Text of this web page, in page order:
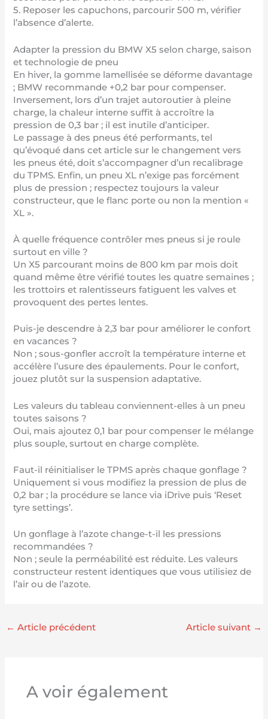
5. Reposer les capuchons, parcourir 500 m, vérifier
l’absence d’alerte.
Adapter la pression du BMW X5 selon charge, saison
et technologie de pneu
En hiver, la gomme lamellisée se déforme davantage
; BMW recommande +0,2 bar pour compenser.
Inversement, lors d’un trajet autoroutier à pleine
charge, la chaleur interne suffit à accroître la
pression de 0,3 bar ; il est inutile d’anticiper.
Le passage à des pneus été performants, tel
qu’évoqué danscet article sur le changement vers
les pneus été, doit s’accompagner d’un recalibrage
du TPMS. Enfin, un pneu XL n’exige pas forcément
plus de pression ; respectez toujours la valeur
constructeur, que le flanc porte ou non la mention «
XL ».
À quelle fréquence contrôler mes pneus si je roule
surtout en ville ?
Un X5 parcourant moins de 800 km par mois doit
quand même être vérifié toutes les quatre semaines ;
les trottoirs et ralentisseurs fatiguent les valves et
provoquent des pertes lentes.
Puis-je descendre à 2,3 bar pour améliorer le confort
en vacances ?
Non ; sous-gonfler accroît la température interne et
accélère l’usure des épaulements. Pour le confort,
jouez plutôt sur la suspension adaptative.
Les valeurs du tableau conviennent-elles à un pneu
toutes saisons ?
Oui, mais ajoutez 0,1 bar pour compenser le mélange
plus souple, surtout en charge complète.
Faut-il réinitialiser le TPMS après chaque gonflage ?
Uniquement si vous modifiez la pression de plus de
0,2 bar ; la procédure se lance via iDrive puis ‘Reset
tyre settings’.
Un gonflage à l’azote change-t-il les pressions
recommandées ?
Non ; seule la perméabilité est réduite. Les valeurs
constructeur restent identiques que vous utilisiez de
l’air ou de l’azote.
← Article précédent Article suivant →
A voir également